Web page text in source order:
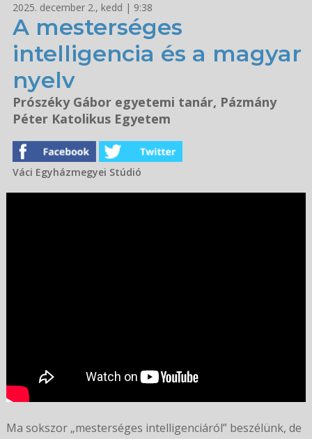
Ma sokszor „mesterséges intelligenciáról” beszélünk, de
2025. december 2., kedd | 9:38
A mesterséges
intelligencia és a magyar
nyelv
Prószéky Gábor egyetemi tanár, Pázmány
Péter Katolikus Egyetem
Váci Egyházmegyei Stúdió